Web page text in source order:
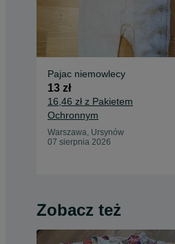
Pajac niemowlecy
13 zł
16,46 zł z Pakietem
Ochronnym
Warszawa, Ursynów
07 sierpnia 2026
Zobacz też